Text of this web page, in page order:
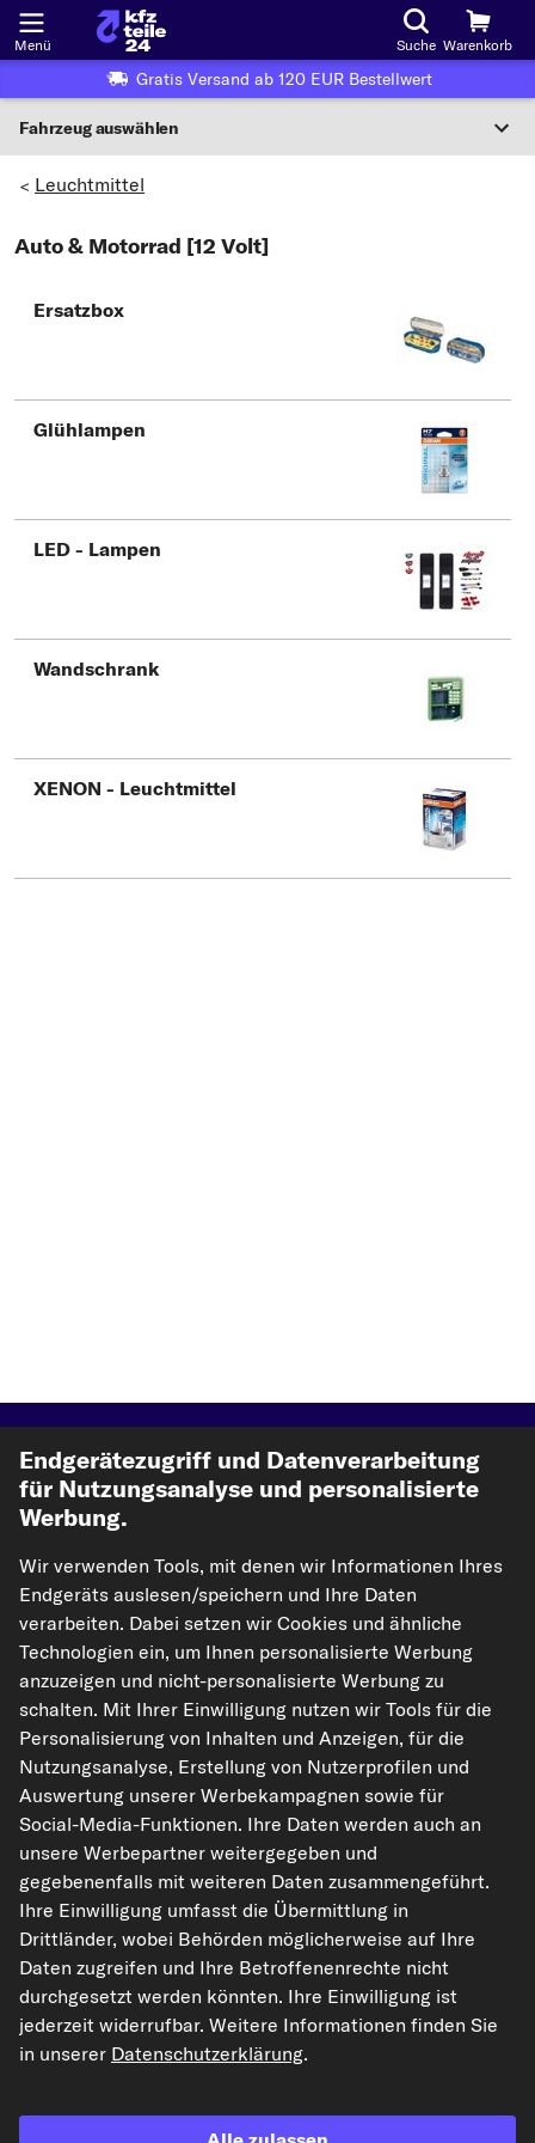
Menü Suche Warenkorb
Gratis Versand ab 120 EUR Bestellwert
Fahrzeug auswählen
Wo finde ich die?
Hersteller wählen
Typ wählen
> Leuchtmittel
Auto & Motorrad [12 Volt]
Ersatzbox
Glühlampen
LED - Lampen
Wandschrank
XENON - Leuchtmittel
Top Automarken
Top Produkte
Mehr von kfzteile24
Hilfe & Support
Rechtliches
Akzeptierte Zahlungsarten
Unsere Versandpartner
Endgerätezugriff und Datenverarbeitung
für Nutzungsanalyse und personalisierte
Werbung.
Wir verwenden Tools, mit denen wir Informationen Ihres
Endgeräts auslesen/speichern und Ihre Daten
verarbeiten. Dabei setzen wir Cookies und ähnliche
Technologien ein, um Ihnen personalisierte Werbung
anzuzeigen und nicht-personalisierte Werbung zu
schalten. Mit Ihrer Einwilligung nutzen wir Tools für die
Personalisierung von Inhalten und Anzeigen, für die
Nutzungsanalyse, Erstellung von Nutzerprofilen und
Auswertung unserer Werbekampagnen sowie für
Social-Media-Funktionen. Ihre Daten werden auch an
unsere Werbepartner weitergegeben und
gegebenenfalls mit weiteren Daten zusammengeführt.
Ihre Einwilligung umfasst die Übermittlung in
Drittländer, wobei Behörden möglicherweise auf Ihre
Daten zugreifen und Ihre Betroffenenrechte nicht
durchgesetzt werden könnten. Ihre Einwilligung ist
jederzeit widerrufbar. Weitere Informationen finden Sie
in unserer Datenschutzerklärung.